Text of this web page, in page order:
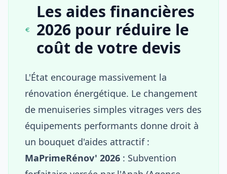
Les aides financières
2026 pour réduire le
coût de votre devis
L'État encourage massivement la
rénovation énergétique. Le changement
de menuiseries simples vitrages vers des
équipements performants donne droit à
un bouquet d'aides attractif :
MaPrimeRénov' 2026 : Subvention